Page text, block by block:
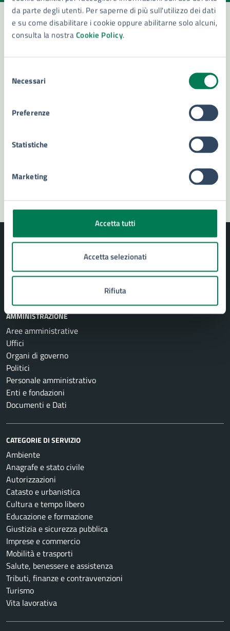
da parte degli utenti. Per saperne di più sull'utilizzo dei dati
e su come disabilitare i cookie oppure abilitarne solo alcuni,
consulta la nostraCookie Policy.
delNecessari
Preferenze
Statistiche
Marketing
Accetta tutti
Accetta selezionati
Rifiuta
Richiedi assistenza
Numero verde 800299507
Segnala disservizio
Comune di Siracusa
AMMINISTRAZIONE
Aree amministrative
Uffici
Organi di governo
Politici
Personale amministrativo
Enti e fondazioni
Documenti e Dati
CATEGORIE DI SERVIZIO
Ambiente
Anagrafe e stato civile
Autorizzazioni
Catasto e urbanistica
Cultura e tempo libero
Educazione e formazione
Giustizia e sicurezza pubblica
Imprese e commercio
Mobilità e trasporti
Salute, benessere e assistenza
Tributi, finanze e contravvenzioni
Turismo
Vita lavorativa